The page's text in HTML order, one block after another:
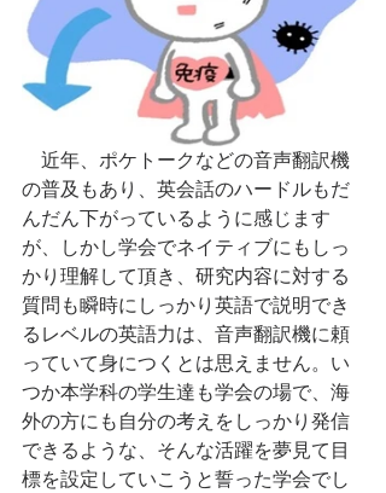
近年、ポケトークなどの音声翻訳機
の普及もあり、英会話のハードルもだ
んだん下がっているように感じます
が、しかし学会でネイティブにもしっ
かり理解して頂き、研究内容に対する
質問も瞬時にしっかり英語で説明でき
るレベルの英語力は、音声翻訳機に頼
っていて身につくとは思えません。い
つか本学科の学生達も学会の場で、海
外の方にも自分の考えをしっかり発信
できるような、そんな活躍を夢見て目
標を設定していこうと誓った学会でし